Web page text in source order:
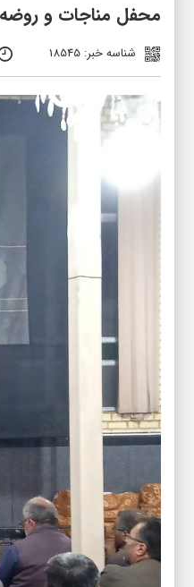
محفل مناجات و روضه
شناسه خبر: 18545